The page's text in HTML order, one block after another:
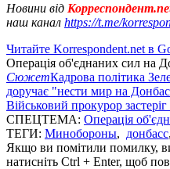
Новини від
наш канал https://t.me/
Читайте Korrespondent.net в
Операція об'єднаних сил на
СюжетКадрова політика
доручає "нести мир на
Військовий прокурор
СПЕЦТЕМА: Операція
ТЕГИ: Минобороны, донбасс
Якщо ви помітили помилку,
натисніть Ctrl + Enter, щоб